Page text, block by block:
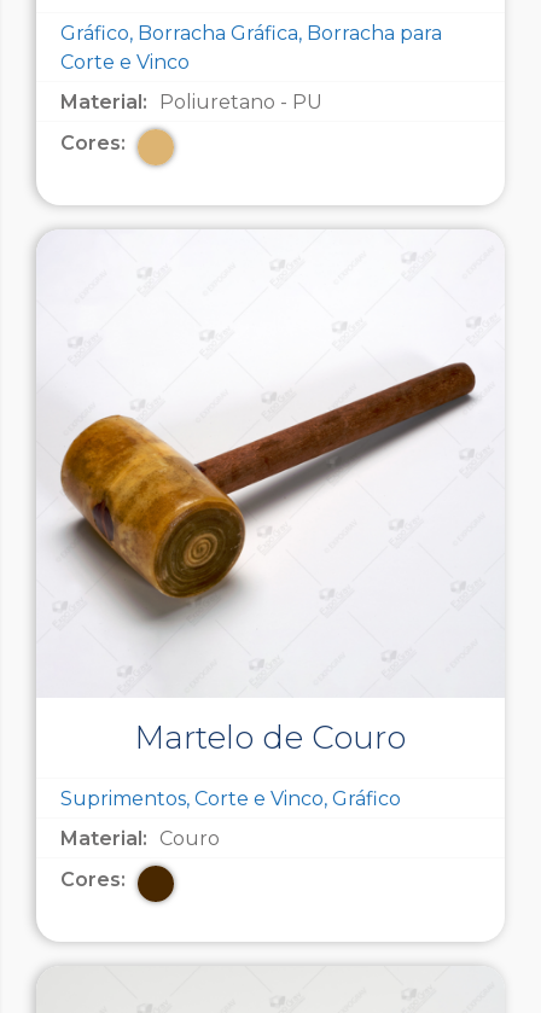
Gráfico, Borracha Gráfica, Borracha para
Corte e Vinco
Material:
Poliuretano - PU
Cores:
Martelo de Couro
Suprimentos, Corte e Vinco, Gráfico
Material:
Couro
Cores: